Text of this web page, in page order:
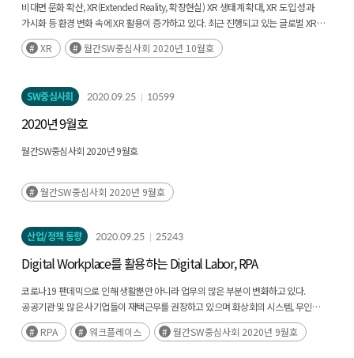
비대면 문화 확산, XR(Extended Reality, 확장현실) XR 생태계 확대, XR 도입 성과
가시화 등 환경 변화 속에 XR 활용이 증가하고 있다. 최근 진행되고 있는 글로벌 XR
활용 최신 사례와 관련 주요 성과를 살펴보고(후략)
XR 월간SW중심사회 2020년 10월호
SW중심사회 2020.09.25 10599
2020년 9월호
월간SW중심사회 2020년 9월호
월간SW중심사회 2020년 9월호
산업/정책 동향 2020.09.25 25243
Digital Workplace를 활용하는 Digital Labor, RPA
코로나19 팬데믹으로 인해 생활뿐만 아니라 업무의 많은 부분이 변화하고 있다.
공공기관 및 많은 사기업들이 재택근무를 권장하고 있으며 화상회의 시스템, 무인
키오스크, 챗봇 상담 등과 같은 ‘언택트 기술’이 새롭게 떠오르기 시작했다. IT 기업들을
필두로(후략)
RPA 워크플레이스 월간SW중심사회 2020년 9월호